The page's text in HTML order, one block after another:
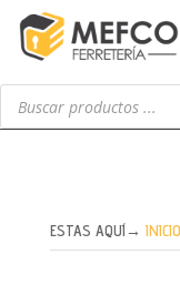
Búsqueda
productos
ESTAS AQUÍ→ INICIO